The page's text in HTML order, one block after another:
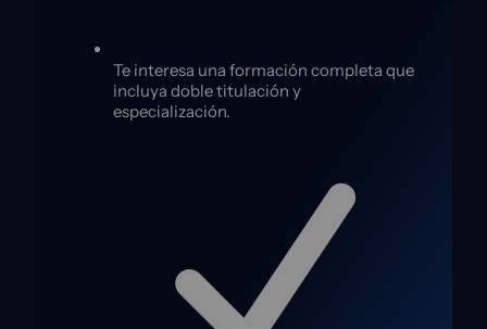
Te interesa una formación completa que
incluya doble titulación y
especialización.